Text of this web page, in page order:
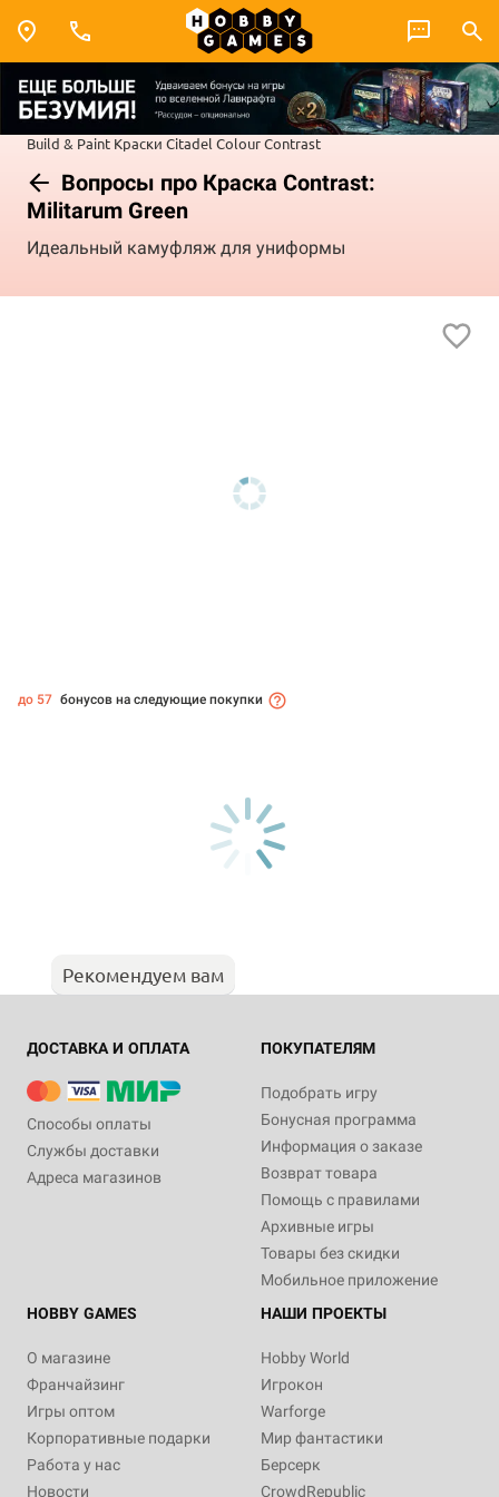
Build & Paint Краски Citadel ColourContrast
Вопросы про Краска Contrast:
Militarum Green
Идеальный камуфляж для униформы
до 57 бонусов на следующие покупки
Рекомендуем вам
ДОСТАВКА И ОПЛАТА
Способы оплаты
Службы доставки
Адреса магазинов
ПОКУПАТЕЛЯМ
Подобрать игру
Бонусная программа
Информация о заказе
Возврат товара
Помощь с правилами
Архивные игры
Товары без скидки
Мобильное приложение
HOBBY GAMES
О магазине
Франчайзинг
Игры оптом
Корпоративные подарки
Работа у нас
Новости
НАШИ ПРОЕКТЫ
Hobby World
Игрокон
Warforge
Мир фантастики
Берсерк
CrowdRepublic